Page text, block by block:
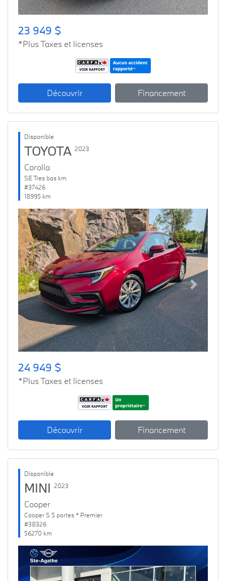
23 949 $
*Plus Taxes et licenses
Découvrir Financement
Disponible
TOYOTA 2023
Corolla
SE Tres bas km
#37426
18995 km
Previous Next
24 949 $
*Plus Taxes et licenses
Découvrir Financement
Disponible
MINI 2023
Cooper
Cooper S 5 portes * Premier
#38326
56270 km